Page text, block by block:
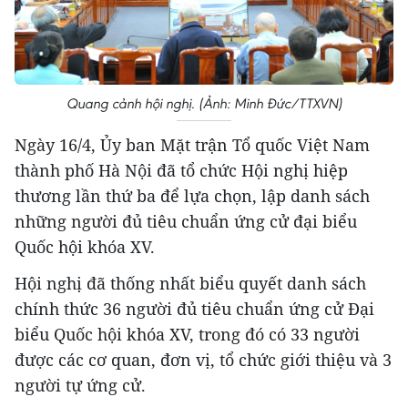
Quang cảnh hội nghị. (Ảnh: Minh Đức/TTXVN)
Ngày 16/4, Ủy ban Mặt trận Tổ quốc Việt Nam
thành phố Hà Nội đã tổ chức Hội nghị hiệp
thương lần thứ ba để lựa chọn, lập danh sách
những người đủ tiêu chuẩn ứng cử đại biểu
Quốc hội khóa XV.
Hội nghị đã thống nhất biểu quyết danh sách
chính thức 36 người đủ tiêu chuẩn ứng cử Đại
biểu Quốc hội khóa XV, trong đó có 33 người
được các cơ quan, đơn vị, tổ chức giới thiệu và 3
người tự ứng cử.